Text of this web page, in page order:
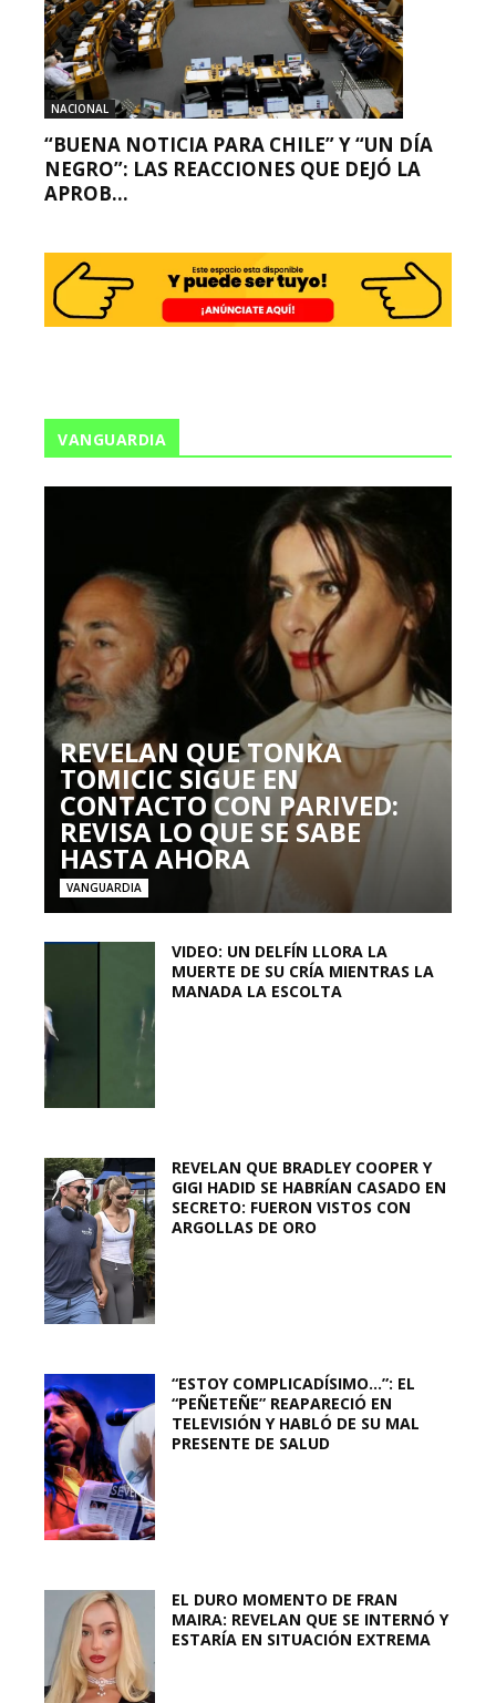
NACIONAL
“BUENA NOTICIA PARA CHILE” Y “UN DÍA
NEGRO”: LAS REACCIONES QUE DEJÓ LA
APROB...
VANGUARDIA
REVELAN QUE TONKA
TOMICIC SIGUE EN
CONTACTO CON PARIVED:
REVISA LO QUE SE SABE
HASTA AHORA
VANGUARDIA
VIDEO: UN DELFÍN LLORA LA
MUERTE DE SU CRÍA MIENTRAS LA
MANADA LA ESCOLTA
REVELAN QUE BRADLEY COOPER Y
GIGI HADID SE HABRÍAN CASADO EN
SECRETO: FUERON VISTOS CON
ARGOLLAS DE ORO
“ESTOY COMPLICADÍSIMO…”: EL
“PEÑETEÑE” REAPARECIÓ EN
TELEVISIÓN Y HABLÓ DE SU MAL
PRESENTE DE SALUD
EL DURO MOMENTO DE FRAN
MAIRA: REVELAN QUE SE INTERNÓ Y
ESTARÍA EN SITUACIÓN EXTREMA